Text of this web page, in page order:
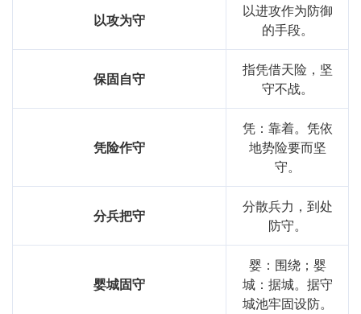
以攻为守
以进攻作为防御
的手段。
保固自守
指凭借天险，坚
守不战。
凭险作守
凭：靠着。凭依
地势险要而坚
守。
分兵把守
分散兵力，到处
防守。
婴城固守
婴：围绕；婴
城：据城。据守
城池牢固设防。